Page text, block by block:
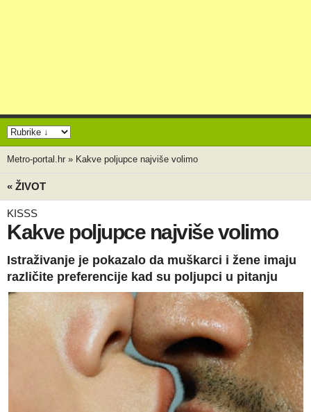
Metro-portal.hr » Kakve poljupce najviše volimo
« ŽIVOT
KISSS
Kakve poljupce najviše volimo
Istraživanje je pokazalo da muškarci i žene imaju
različite preferencije kad su poljupci u pitanju